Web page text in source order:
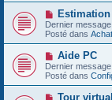
e
e
s
a
g
e
a
u
m
e
s
s
a
g
e
N
o
u
v
a
u
m
e
s
Dernier
Posté dans
N
o
u
v
e
Aide PC
Dernier
Posté dans
NTour